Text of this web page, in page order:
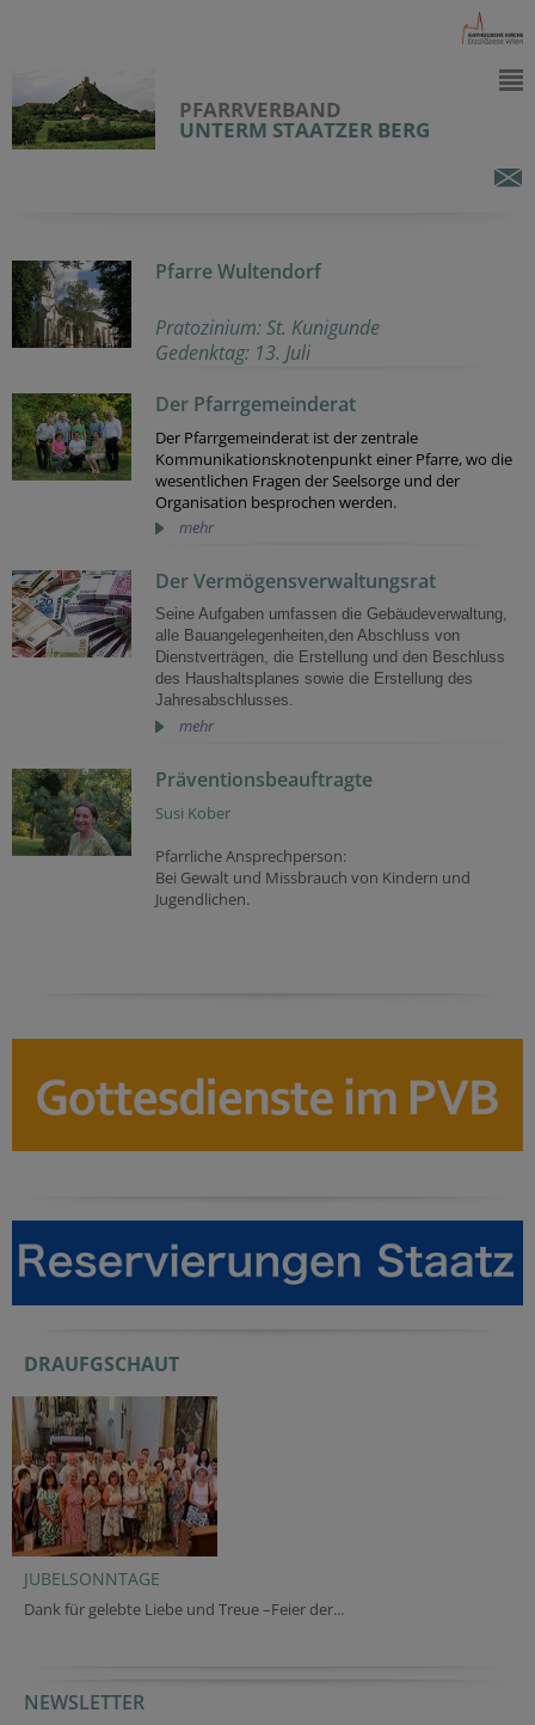
PFARRVERBAND
UNTERM STAATZER BERG
Pfarre Wultendorf
Pratozinium: St. Kunigunde
Gedenktag: 13. Juli
Der Pfarrgemeinderat
Der Pfarrgemeinderat ist der zentrale
Kommunikationsknotenpunkt einer Pfarre, wo die
wesentlichen Fragen der Seelsorge und der
Organisation besprochen werden.
mehr
Der Vermögensverwaltungsrat
Seine Aufgaben umfassen die Gebäudeverwaltung,
alle Bauangelegenheiten,den Abschluss von
Dienstverträgen, die Erstellung und den Beschluss
des Haushaltsplanes sowie die Erstellung des
Jahresabschlusses.
mehr
Präventionsbeauftragte
Susi Kober
Pfarrliche Ansprechperson:
Bei Gewalt und Missbrauch von Kindern und
Jugendlichen.
DRAUFGSCHAUT
JUBELSONNTAGE
Dank für gelebte Liebe und Treue –Feier der...
NEWSLETTER